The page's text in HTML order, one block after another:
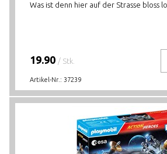
Was ist denn hier auf der Strasse bloss
19.90 / Stk.
Artikel-Nr.: 37239